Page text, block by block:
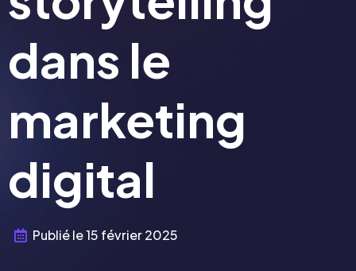
dans le
marketing
digital
Publié le15 février 2025